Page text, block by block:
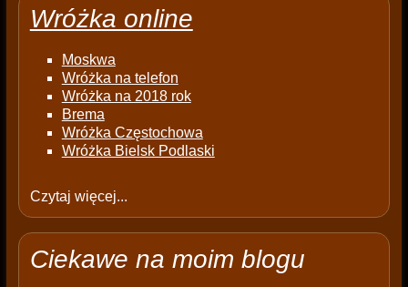
Wróżka online
Moskwa
Wróżka na telefon
Wróżka na 2018 rok
Brema
Wróżka Częstochowa
Wróżka Bielsk Podlaski
Czytaj więcej...
Ciekawe na moim blogu